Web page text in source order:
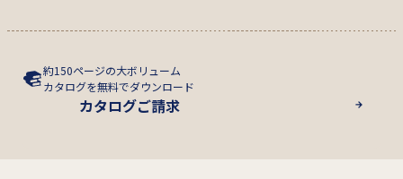
約150ページの大ボリューム
カタログを無料でダウンロード
カタログご請求